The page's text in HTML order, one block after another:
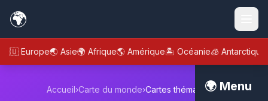
🌍
🇪🇺 Europe🌏 Asie🌍 Afrique🌎 Amérique🏝️ Océanie🧊 Antarctique
🌍 Menu
Accueil›Carte du monde›Cartes thématiques